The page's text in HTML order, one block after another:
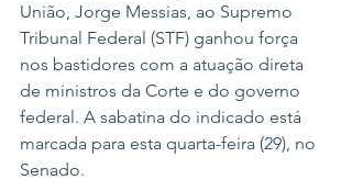
União, Jorge Messias, ao Supremo
Tribunal Federal (STF) ganhou força
nos bastidores com a atuação direta
de ministros da Corte e do governo
federal. A sabatina do indicado está
marcada para esta quarta-feira (29), no
Senado.